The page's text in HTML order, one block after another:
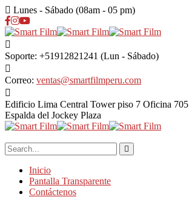
Lunes - Sábado (08am - 05 pm)
Soporte: +51912821241 (Lun - Sábado)
Correo: ventas@smartfilmperu.com
Edificio Lima Central Tower piso 7 Oficina 705
Espalda del Jockey Plaza
Inicio
Pantalla Transparente
Contáctenos